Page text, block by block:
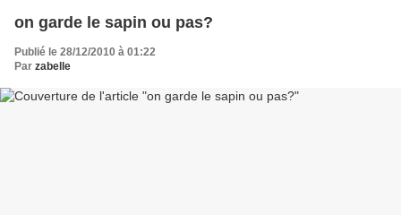
on garde le sapin ou pas?
Publié le 28/12/2010 à 01:22
Par zabelle